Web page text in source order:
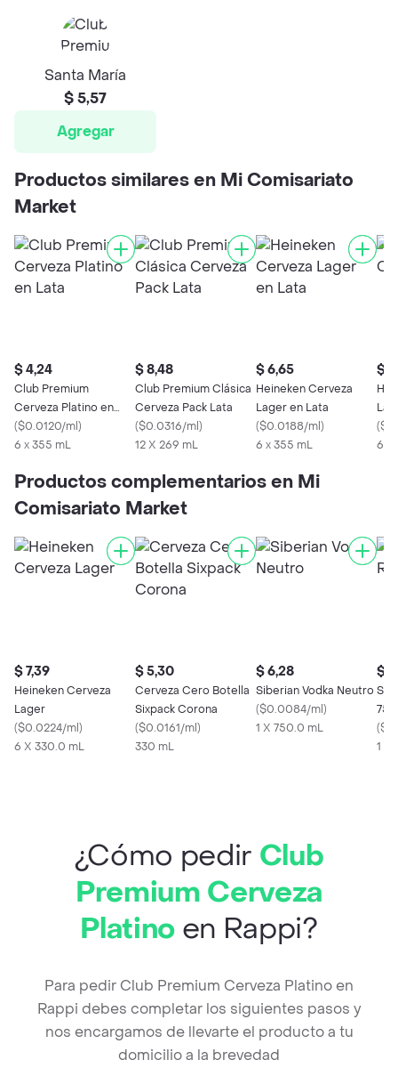
Santa María
$ 5,57
Agregar
Productos similares en Mi Comisariato
Market
$ 4,24
Club Premium
Cerveza Platino en
Lata
($0.0120/ml)
6 x 355 mL
$ 8,48
Club Premium Clásica
Cerveza Pack Lata
($0.0316/ml)
12 X 269 mL
$ 6,65
Heineken Cerveza
Lager en Lata
($0.0188/ml)
6 x 355 mL
$
(
6 X
Productos complementarios en Mi
Comisariato Market
$ 7,39
Heineken Cerveza
Lager
($0.0224/ml)
6 X 330.0 mL
$ 5,30
Cerveza Cero Botella
Sixpack Corona
($0.0161/ml)
330 mL
$ 6,28
Siberian Vodka Neutro
($0.0084/ml)
1 X 750.0 mL
$
(
1 X
¿Cómo pedir Club
Premium Cerveza
Platinoen Rappi?
Para pedir Club Premium Cerveza Platino en
Rappi debes completar los siguientes pasos y
nos encargamos de llevarte el producto a tu
domicilio a la brevedad